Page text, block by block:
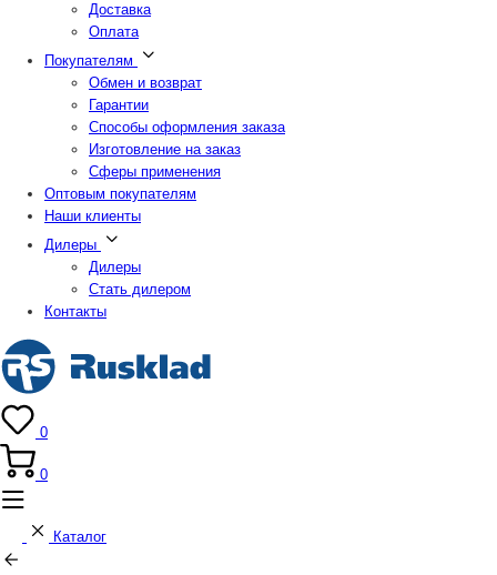
Доставка
Оплата
Покупателям
Обмен и возврат
Гарантии
Способы оформления заказа
Изготовление на заказ
Сферы применения
Оптовым покупателям
Наши клиенты
Дилеры
Дилеры
Стать дилером
Контакты
0
0
Каталог